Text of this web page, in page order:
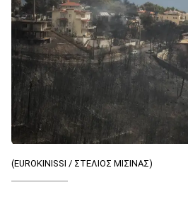
(EUROKINISSI / ΣΤΕΛΙΟΣ ΜΙΣΙΝΑΣ)